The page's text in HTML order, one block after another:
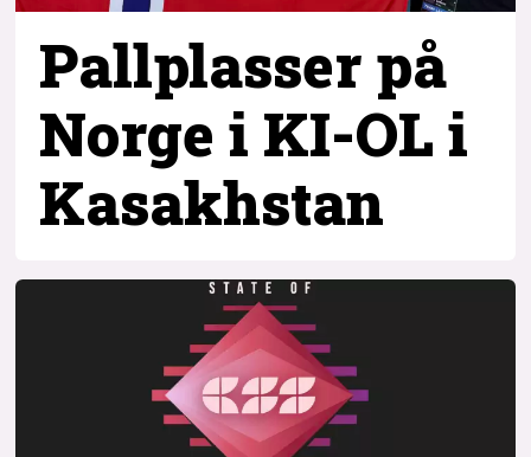
Pallplasser på
Norge i KI-OL i
Kasakhstan